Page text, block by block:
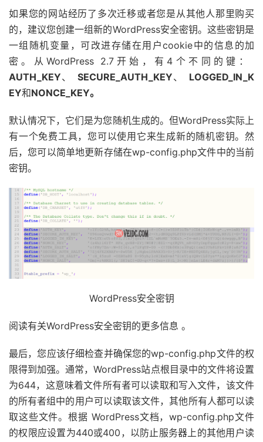
如果您的网站经历了多次迁移或者您是从其他人那里购买
的，建议您创建一组新的WordPress安全密钥。这些密钥是
一组随机变量，可改进存储在用户cookie中的信息的加
密。从WordPress 2.7开始，有4个不同的键：
AUTH_KEY、 SECURE_AUTH_KEY、 LOGGED_IN_K
EY和NONCE_KEY。
默认情况下，它们是为您随机生成的。但WordPress实际上
有一个免费工具，您可以使用它来生成新的随机密钥。然
后，您可以简单地更新存储在wp-config.php文件中的当前
密钥。
WordPress安全密钥
阅读有关WordPress安全密钥的更多信息 。
最后，您应该仔细检查并确保您的wp-config.php文件的权
限得到加强。通常，WordPress站点根目录中的文件将设置
为644，这意味着文件所有者可以读取和写入文件，该文件
的所有者组中的用户可以读取该文件，其他所有人都可以读
取这些文件。根据 WordPress文档，wp-config.php文件
的权限应设置为440或400，以防止服务器上的其他用户读